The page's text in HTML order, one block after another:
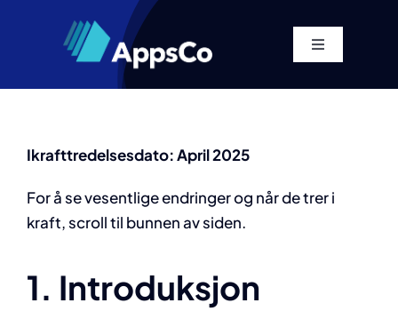
Toggle
Hjem
Plattform
Løsninger
Ikrafttredelsesdato: April 2025
For å se vesentlige endringer og når de trer i
kraft, scroll til bunnen av siden.
1. Introduksjon